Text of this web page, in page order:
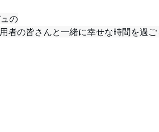
の
者の皆さんと一緒に幸せな時間を過